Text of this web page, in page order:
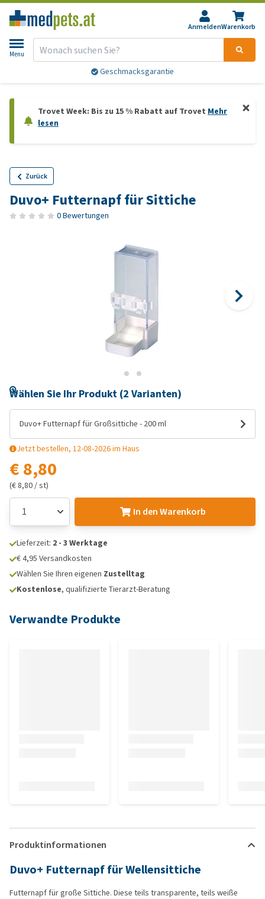
AnmeldenWarenkorb
Menu
Geschmacksgarantie
Trovet Week: Bis zu 15 % Rabatt auf Trovet Mehr
lesen
Zurück
Duvo+ Futternapf für Sittiche
0 Bewertungen
Wählen Sie Ihr Produkt (2 Varianten)
Duvo+ Futternapf für Großsittiche - 200 ml
Jetzt bestellen, 12-08-2026 im Haus
€ 8,80
(€ 8,80 / st)
In den Warenkorb
Lieferzeit: 2 - 3 Werktage
€ 4,95 Versandkosten
Wählen Sie Ihren eigenen Zustelltag
Kostenlose, qualifizierte Tierarzt-Beratung
Verwandte Produkte
Produktinformationen
Duvo+ Futternapf für Wellensittiche
Futternapf für große Sittiche. Diese teils transparente, teils weiße